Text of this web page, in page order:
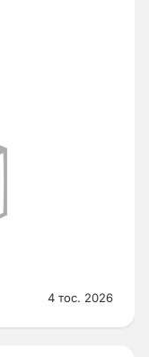
4 тос. 2026